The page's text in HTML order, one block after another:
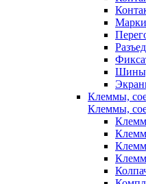
Шины,
Клеммы,
Клеммы,